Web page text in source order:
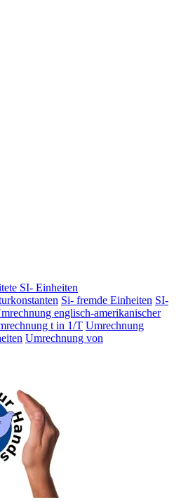
SI- Einheiten
Si- fremde Einheiten SI-
englisch-amerikanischer
t in 1/T Umrechnung
Umrechnung von